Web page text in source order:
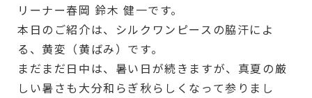
リーナー春岡 鈴木 健一です。
本日のご紹介は、シルクワンピースの脇汗によ
る、黄変（黄ばみ）です。
まだまだ日中は、暑い日が続きますが、真夏の厳
しい暑さも大分和らぎ秋らしくなって参りまし